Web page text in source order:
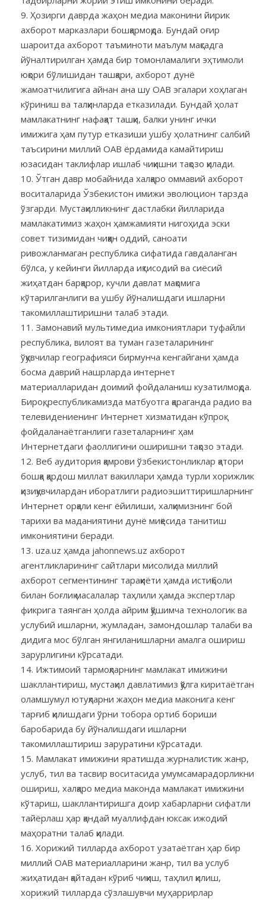
Ҳозирги даврда жаҳон медиа маконини йирик
ахборот марказлари бошқармоқда. Бундай оғир
шароитда ахборот таъминоти маълум мақсадга
йўналтирилган ҳамда бир томонламалиги эҳтимоли
юқори бўлишидан ташқари, ахборот дунё
жамоатчилигига айнан ана шу ОАВ эгалари хоҳлаган
кўриниш ва талқинларда етказилади. Бундай ҳолат
мамлакатнинг нафақат ташқи, балки унинг ички
имижига ҳам путур етказиши ушбу ҳолатнинг салбий
таъсирини миллий ОАВ ёрдамида камайтириш
юзасидан таклифлар ишлаб чиқишни тақозо қилади.
Ўтган давр мобайнида халқаро оммавий ахборот
воситаларида Ўзбекистон имижи эволюцион тарзда
ўзгарди. Мустақилликнинг дастлабки йилларида
мамлакатимиз жаҳон ҳамжамияти нигоҳида эски
совет тизимидан чиққан оддий, саноати
ривожланмаган республика сифатида гавдаланган
бўлса, у кейинги йилларда иқтисодий ва сиёсий
жиҳатдан барқарор, кучли давлат мақомига
кўтарилганлиги ва ушбу йўналишдаги ишларни
такомиллаштиришни талаб этади.
Замонавий мультимедиа имкониятлари туфайли
республика, вилоят ва туман газеталарининг
ўқувчилар географияси бирмунча кенгайгани ҳамда
босма даврий нашрларда интернет
материалларидан доимий фойдаланиш кузатилмоқда.
Бироқ, республикамизда матбуотга қараганда радио ва
телевидениенинг Интернет хизматидан кўпроқ
фойдаланаётганлиги газеталарнинг ҳам
Интернетдаги фаоллигини оширишни тақозо этади.
Веб аудитория қамрови ўзбекистонликлар қатори
бошқа қардош миллат вакиллари ҳамда турли хорижлик
қизиқувчилардан иборатлиги радиоэшиттиришларнинг
Интернет орқали кенг ёйилиши, халқимизнинг бой
тарихи ва маданиятини дунё миқёсида танитиш
имкониятини беради.
uza.uz ҳамда jahonnews.uz ахборот
агентликларининг сайтлари мисолида миллий
ахборот сегментининг тараққиёти ҳамда истиқболи
билан боғлиқ масалалар таҳлили ҳамда экспертлар
фикрига таянган ҳолда айрим қўшимча технологик ва
услубий ишларни, жумладан, замондошлар талаби ва
дидига мос бўлган янгиланишларни амалга ошириш
зарурлигини кўрсатади.
Ижтимоий тармоқларнинг мамлакат имижини
шакллантириш, мустақил давлатимиз қўлга киритаётган
оламшумул ютуқларни жаҳон медиа маконига кенг
тарғиб қилишдаги ўрни тобора ортиб бориши
баробарида бу йўналишдаги ишларни
такомиллаштириш заруратини кўрсатади.
Мамлакат имижини яратишда журналистик жанр,
услуб, тил ва тасвир воситасида умумсамарадорликни
ошириш, халқаро медиа маконда мамлакат имижини
кўтариш, шакллантиришга доир хабарларни сифатли
тайёрлаш ҳар қандай муаллифдан юксак ижодий
маҳоратни талаб қилади.
Хорижий тилларда ахборот узатаётган ҳар бир
миллий ОАВ материалларини жанр, тил ва услуб
жиҳатидан қайтадан кўриб чиқиш, таҳлил қилиш,
хорижий тилларда сўзлашувчи муҳаррирлар